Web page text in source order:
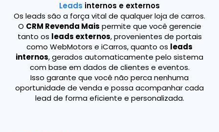
Leads internos e externos
Os leads são a força vital de qualquer loja de carros.
O CRM Revenda Mais permite que você gerencie
tanto os leads externos, provenientes de portais
como WebMotors e iCarros, quanto os leads
internos, gerados automaticamente pelo sistema
com base em dados de clientes e eventos.
Isso garante que você não perca nenhuma
oportunidade de venda e possa acompanhar cada
lead de forma eficiente e personalizada.